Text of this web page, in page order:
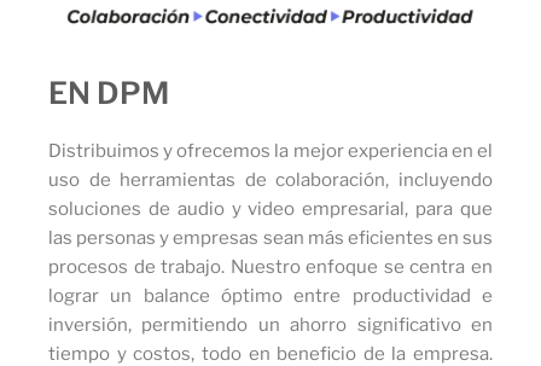
EN DPM
Distribuimos y ofrecemos la mejor experiencia en el
uso de herramientas de colaboración, incluyendo
soluciones de audio y video empresarial, para que
las personas y empresas sean más eficientes en sus
procesos de trabajo. Nuestro enfoque se centra en
lograr un balance óptimo entre productividad e
inversión, permitiendo un ahorro significativo en
tiempo y costos, todo en beneficio de la empresa.